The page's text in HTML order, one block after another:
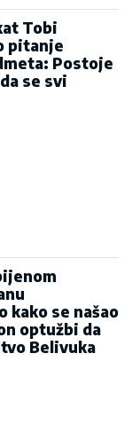
Tobi
pitanje
Postoje
se svi
kako se našao
optužbi da
Belivuka